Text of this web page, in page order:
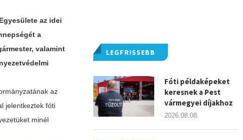
az idei
a
valamint
az
jelentkeztek fóti
minél
LEGFRISSEBB
Fóti példaképeket
keresnek a Pest
vármegyei díjakhoz
2026.08.08.